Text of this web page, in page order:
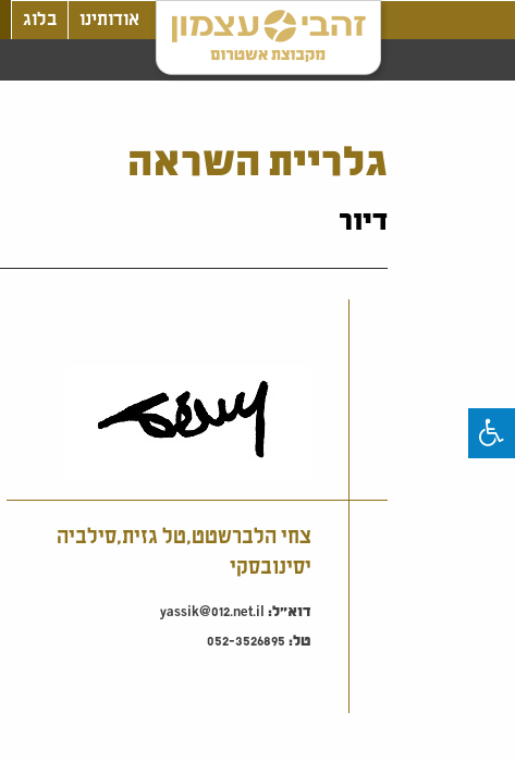
אודותינו בלוג
גלריית השראה
דיור
צחי הלברשטט,טל גזית,סילביה
יסינובסקי
דוא"ל: yassik@012.net.il
טל: 052-3526895